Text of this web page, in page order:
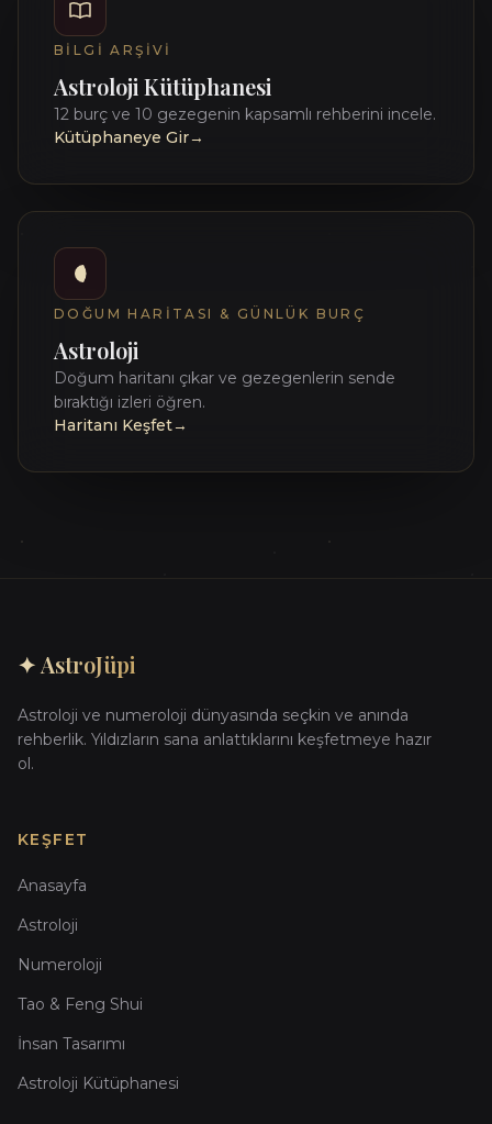
BILGI ARŞIVI
Astroloji Kütüphanesi
12 burç ve 10 gezegenin kapsamlı rehberini incele.
Kütüphaneye Gir→
DOĞUM HARITASI & GÜNLÜK BURÇ
Astroloji
Doğum haritanı çıkar ve gezegenlerin sende
bıraktığı izleri öğren.
Haritanı Keşfet→
✦ AstroJüpi
Astroloji ve numeroloji dünyasında seçkin ve anında
rehberlik. Yıldızların sana anlattıklarını keşfetmeye hazır
ol.
KEŞFET
Anasayfa
Astroloji
Numeroloji
Tao & Feng Shui
İnsan Tasarımı
Astroloji Kütüphanesi